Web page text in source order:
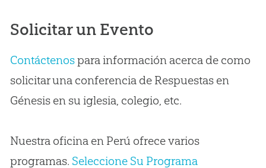
Solicitar un Evento
Contáctenospara información acerca de como
solicitar una conferencia de Respuestas en
Génesis en su iglesia, colegio, etc.
Nuestra oficina en Perú ofrece varios
programas. Seleccione Su Programa